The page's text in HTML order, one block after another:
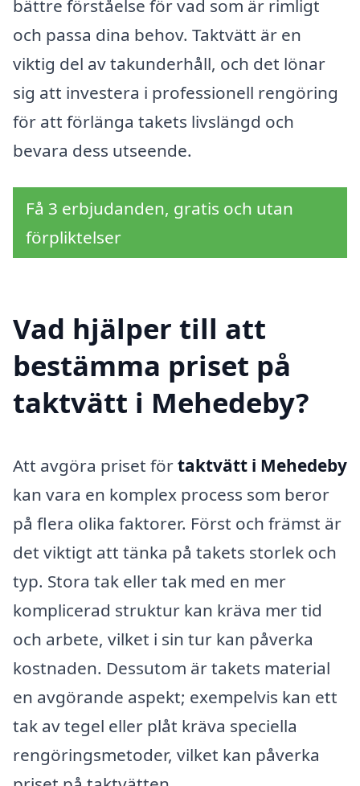
bättre förståelse för vad som är rimligt
och passa dina behov. Taktvätt är en
viktig del av takunderhåll, och det lönar
sig att investera i professionell rengöring
för att förlänga takets livslängd och
bevara dess utseende.
Få 3 erbjudanden, gratis och utan
förpliktelser
Vad hjälper till att
bestämma priset på
taktvätt i Mehedeby?
Att avgöra priset förtaktvätt i Mehedeby
kan vara en komplex process som beror
på flera olika faktorer. Först och främst är
det viktigt att tänka på takets storlek och
typ. Stora tak eller tak med en mer
komplicerad struktur kan kräva mer tid
och arbete, vilket i sin tur kan påverka
kostnaden. Dessutom är takets material
en avgörande aspekt; exempelvis kan ett
tak av tegel eller plåt kräva speciella
rengöringsmetoder, vilket kan påverka